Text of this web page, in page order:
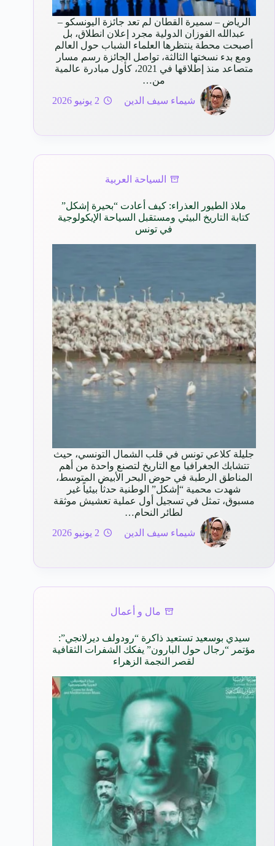
الرياض – سميرة القطان لم تعد جائزة اليونسكو –
عبدالله الفوزان الدولية مجرد إعلان انطلاق، بل
أصبحت محطة ينتظرها العلماء الشباب حول العالم
ومع بدء نسختها الثالثة، تواصل الجائزة رسم مسار
متصاعد منذ إطلاقها في 2021، كأول مبادرة عالمية
من…
شيماء سيف الدين
2 يونيو 2026
السياحة العربية
ملاذ الطيور العذراء: كيف أعادت “بحيرة إشكل”
كتابة التاريخ البيئي ومستقبل السياحة الإيكولوجية
في تونس
جليلة كلاعي تونس في قلب الشمال التونسي، حيث
تتشابك الجغرافيا مع التاريخ لتصنع واحدة من أهم
المناطق الرطبة في حوض البحر الأبيض المتوسط،
شهدت محمية “إشكل” الوطنية حدثاً بيئياً غير
مسبوق، تمثل في تسجيل أول عملية تعشيش موثقة
لطائر النحام…
شيماء سيف الدين
2 يونيو 2026
مال و أعمال
سيدي بوسعيد تستعيد ذاكرة “رودولف ديرلانجي”:
مؤتمر “رجال حول البارون” يفكك الشفرات الثقافية
لقصر النجمة الزهراء